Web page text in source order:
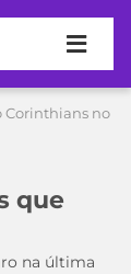
Corinthians no
que
na última